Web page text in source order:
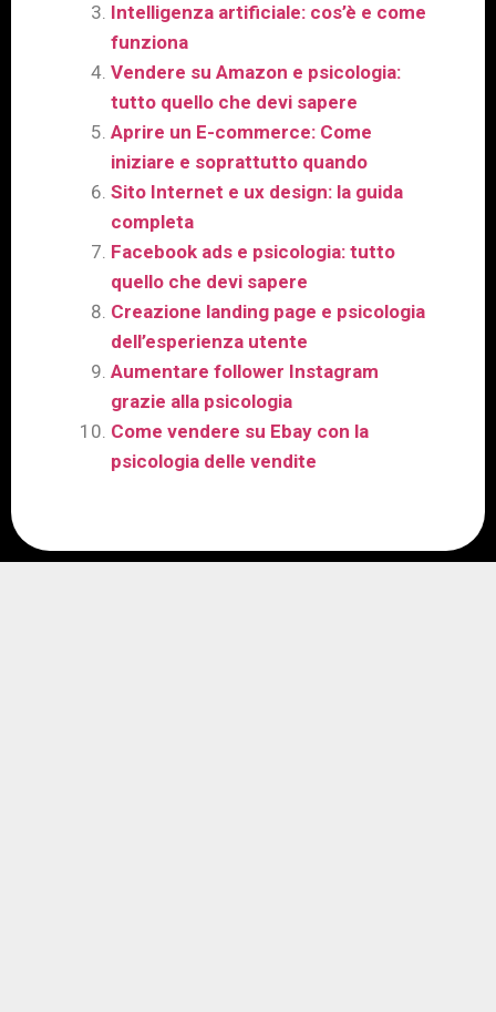
Intelligenza artificiale: cos’è e come
funziona
Vendere su Amazon e psicologia:
tutto quello che devi sapere
Aprire un E-commerce: Come
iniziare e soprattutto quando
Sito Internet e ux design: la guida
completa
Facebook ads e psicologia: tutto
quello che devi sapere
Creazione landing page e psicologia
dell’esperienza utente
Aumentare follower Instagram
grazie alla psicologia
Come vendere su Ebay con la
psicologia delle vendite